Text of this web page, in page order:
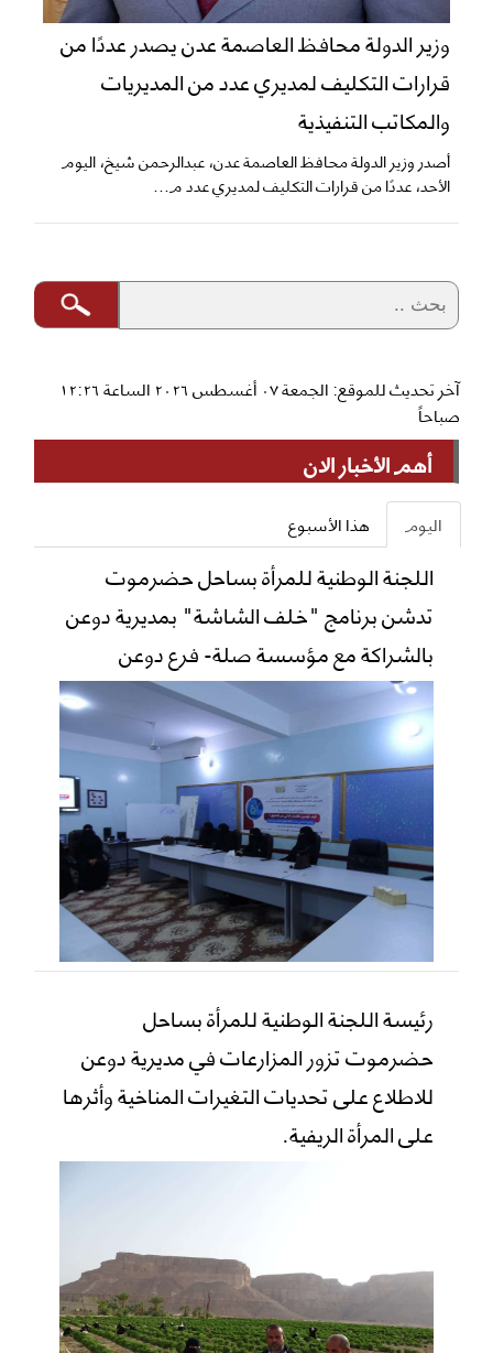
وزير الدولة محافظ العاصمة عدن يصدر عددًا من
قرارات التكليف لمديري عدد من المديريات
والمكاتب التنفيذية
أصدر وزير الدولة محافظ العاصمة عدن، عبدالرحمن شيخ، اليوم
الأحد، عددًا من قرارات التكليف لمديري عدد م...
آخر تحديث للموقع: الجمعة ٠٧ أغسطس ٢٠٢٦ الساعة ١٢:٢٦
صباحاً
أهم الأخبار الان
اليوم هذا الأسبوع
اللجنة الوطنية للمرأة بساحل حضرموت
تدشن برنامج "خلف الشاشة" بمديرية دوعن
بالشراكة مع مؤسسة صلة- فرع دوعن
رئيسة اللجنة الوطنية للمرأة بساحل
حضرموت تزور المزارعات في مديرية دوعن
للاطلاع على تحديات التغيرات المناخية وأثرها
على المرأة الريفية.